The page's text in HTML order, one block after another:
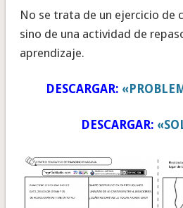
No se trata de un ejercicio de
sino de una actividad de
aprendizaje.
DESCARGAR:
DESCARGAR: